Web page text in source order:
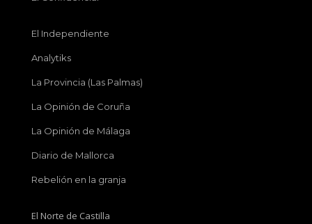
El Independiente
Analytiks
La Provincia (Las Palmas)
La Opinión de Coruña
La Opinión de Málaga
Diario de Mallorca
Rebelión en la granja
El Norte de Castilla